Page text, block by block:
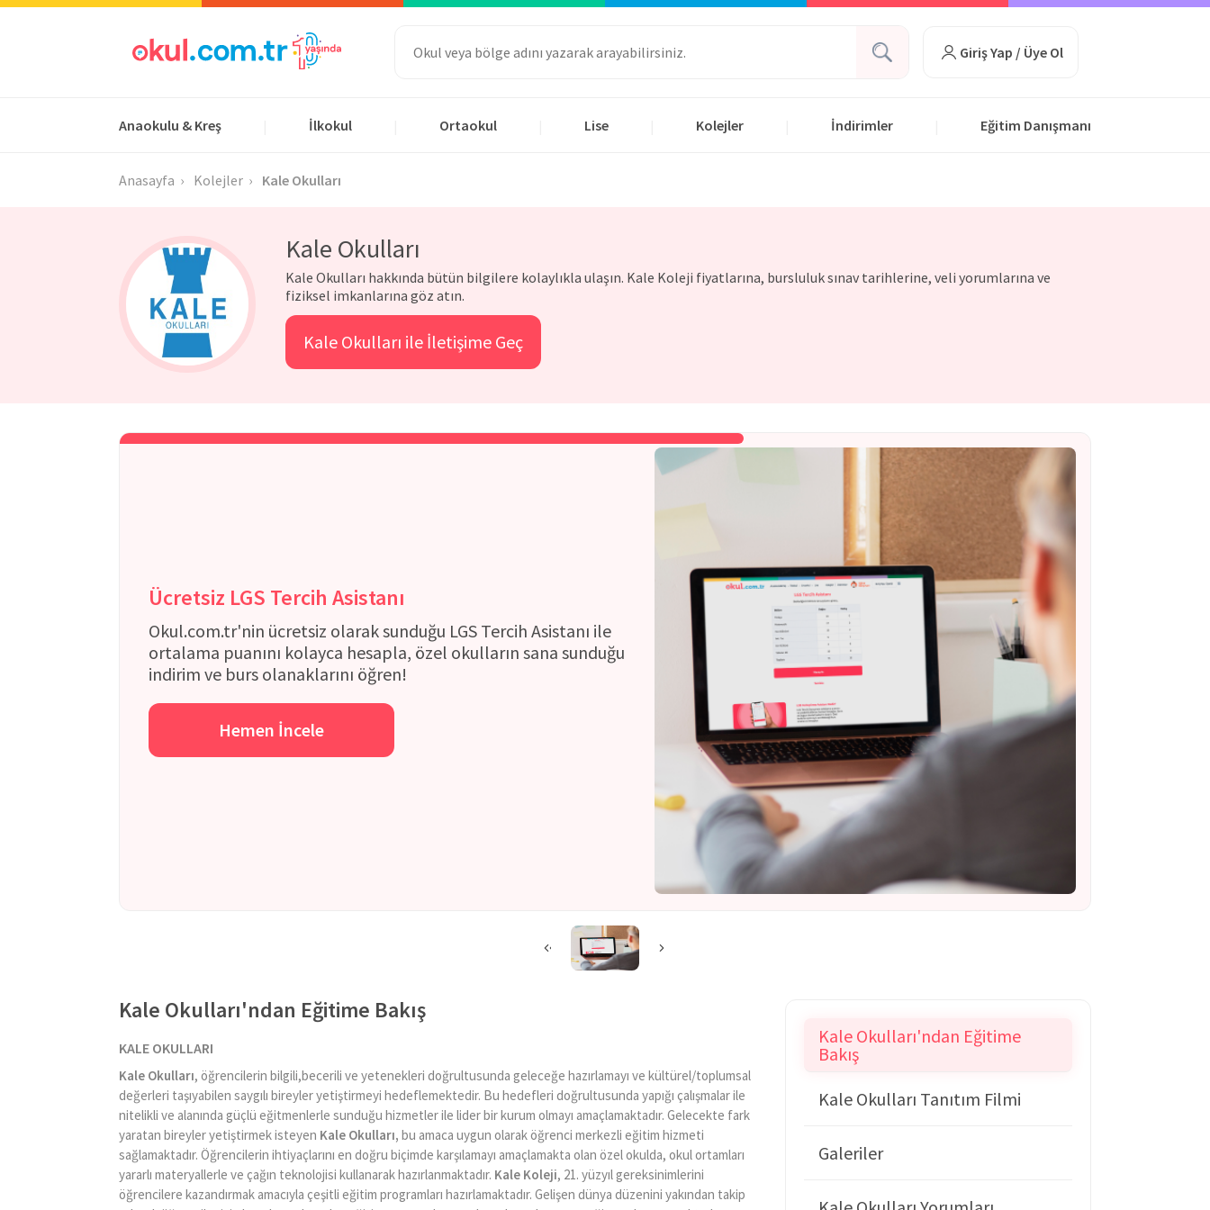
Giriş Yap / Üye Ol
Anaokulu & Kreş İlkokul Ortaokul Lise Kolejler İndirimler Eğitim Danışmanı
Anasayfa Kolejler Kale Okulları
Kale Okulları
Kale Okulları hakkında bütün bilgilere kolaylıkla ulaşın. Kale Koleji fiyatlarına, bursluluk sınav tarihlerine, veli yorumlarına ve
fiziksel imkanlarına göz atın.
Kale Okulları ile İletişime Geç
Ücretsiz LGS Tercih Asistanı
Okul.com.tr'nin ücretsiz olarak sunduğu LGS Tercih Asistanı ile
ortalama puanını kolayca hesapla, özel okulların sana sunduğu
indirim ve burs olanaklarını öğren!
Hemen İncele
Kale Okulları'ndan Eğitime Bakış
KALE OKULLARI
Kale Okulları, öğrencilerin bilgili,becerili ve yetenekleri doğrultusunda geleceğe hazırlamayı ve kültürel/toplumsal
değerleri taşıyabilen saygılı bireyler yetiştirmeyi hedeflemektedir. Bu hedefleri doğrultusunda yapığı çalışmalar ile
nitelikli ve alanında güçlü eğitmenlerle sunduğu hizmetler ile lider bir kurum olmayı amaçlamaktadır. Gelecekte fark
yaratan bireyler yetiştirmek isteyen Kale Okulları, bu amaca uygun olarak öğrenci merkezli eğitim hizmeti
sağlamaktadır. Öğrencilerin ihtiyaçlarını en doğru biçimde karşılamayı amaçlamakta olan özel okulda, okul ortamları
yararlı materyallerle ve çağın teknolojisi kullanarak hazırlanmaktadır. Kale Koleji, 21. yüzyıl gereksinimlerini
öğrencilere kazandırmak amacıyla çeşitli eğitim programları hazırlamaktadır. Gelişen dünya düzenini yakından takip
Kale Okulları'ndan Eğitime
Bakış
Kale Okulları Tanıtım Filmi
Galeriler